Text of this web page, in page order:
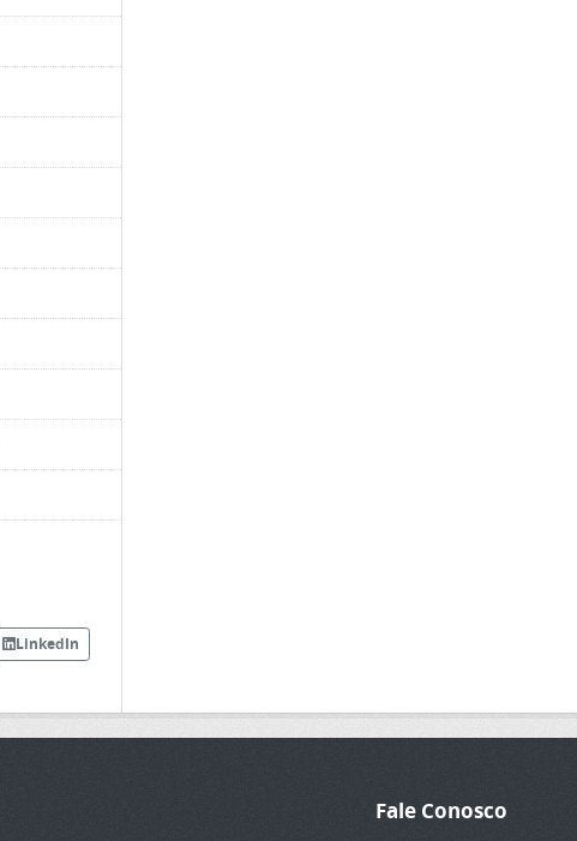
LinkedIn
Fale Conosco